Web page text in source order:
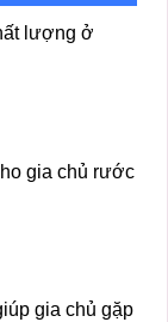
lượng ở
gia chủ rước
gia chủ gặp